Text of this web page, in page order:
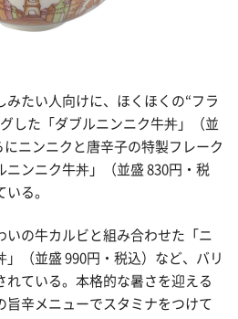
みたい人向けに、ほくほくの“フラ
した「ダブルニンニク牛丼」（並
ニンニクと唐辛子の特製フレーク
ニンニク牛丼」（並盛 830円・税
る。
いの牛カルビと組み合わせた「ニ
」（並盛 990円・税込）など、バリ
れている。本格的な暑さを迎える
旨辛メニューでスタミナをつけて